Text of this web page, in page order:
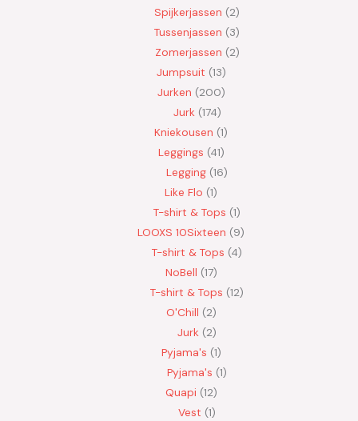
Spijkerjassen
2
Tussenjassen
3
Zomerjassen 2
Jumpsuit 13
Jurken 200
Jurk 174
Kniekousen 1
Leggings 41
Legging 16
Like Flo 1
T-shirt & Tops 1
LOOXS 10Sixteen
9
T-shirt & Tops 4
NoBell 17
T-shirt & Tops 12
O'Chill 2
Jurk 2
Pyjama's 1
Pyjama's 1
Quapi 12
Vest 1